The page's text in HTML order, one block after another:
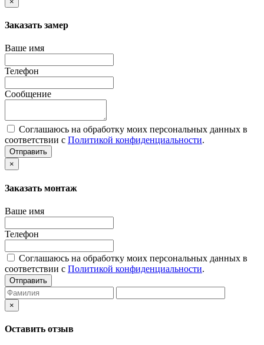
Заказать замер
Ваше имя
Телефон
Сообщение
Соглашаюсь на обработку моих персональных данных в
соответствии с Политикой конфиденциальности.
Отправить
×
Заказать монтаж
Ваше имя
Телефон
Соглашаюсь на обработку моих персональных данных в
соответствии с Политикой конфиденциальности.
Отправить
×
Оставить отзыв